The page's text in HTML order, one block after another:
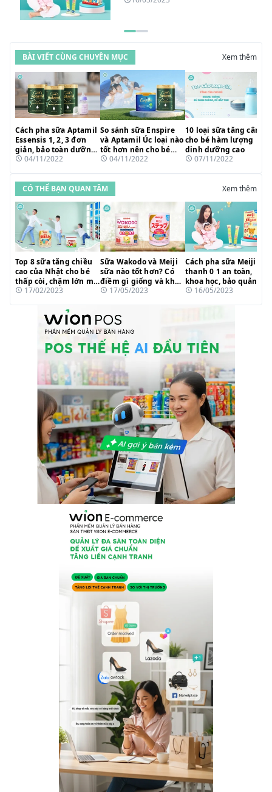
BÀI VIẾT CÙNG CHUYÊN MỤC Xem thêm
Cách pha sữa Aptamil
Essensis 1, 2, 3 đơn
giản, bảo toàn dưỡng
chất04/11/2022
So sánh sữa Enspire
và Aptamil Úc loại nào
tốt hơn nên cho bé
uống?
04/11/2022
10 loại sữa tăng cân
cho bé hàm lượng
dinh dưỡng cao
07/11/2022
CÓ THỂ BẠN QUAN TÂM Xem thêm
Top 8 sữa tăng chiều
cao của Nhật cho bé
thấp còi, chậm lớn mẹ
tin dùng 2023
17/02/2023
Sữa Wakodo và Meiji
sữa nào tốt hơn? Có
điềm gì giống và khác
nhau?
17/05/2023
Cách pha sữa Meiji
thanh 0 1 an toàn,
khoa học, bảo quản
dưỡng chất
16/05/2023